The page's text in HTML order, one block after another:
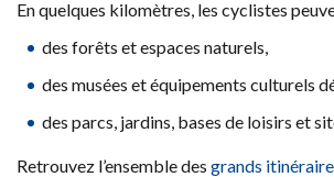
En quelques kilomètres, les cyclistes
des forêts et espaces naturels,
des musées et équipements culturels
des parcs, jardins, bases de loisirs et
Retrouvez l’ensemble des grands